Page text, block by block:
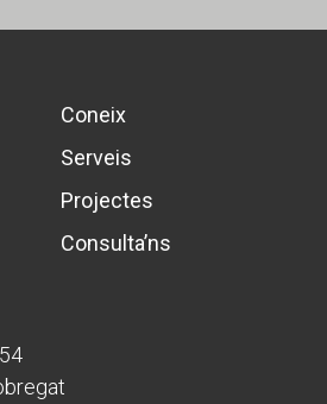
Coneix
Serveis
Projectes
Consulta’ns